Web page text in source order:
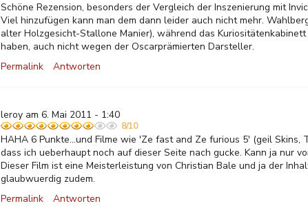
Schöne Rezension, besonders der Vergleich der Inszenierung mit
Viel hinzufügen kann man dem dann leider auch nicht mehr.
alter Holzgesicht-Stallone Manier), während das
haben, auch nicht wegen der Oscarprämierten Darsteller.
Permalink
Antworten
leroy am 6. Mai 2011 - 1:40
8/10
HAHA 6 Punkte...und Filme wie 'Ze fast and Ze furious 5' (geil Skins,
dass ich ueberhaupt noch auf dieser Seite nach gucke. Kann ja nur
Dieser Film ist eine Meisterleistung von Christian Bale und ja der
glaubwuerdig zudem.
Permalink
Antworten